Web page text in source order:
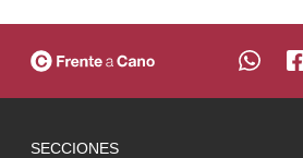
SECCIONES